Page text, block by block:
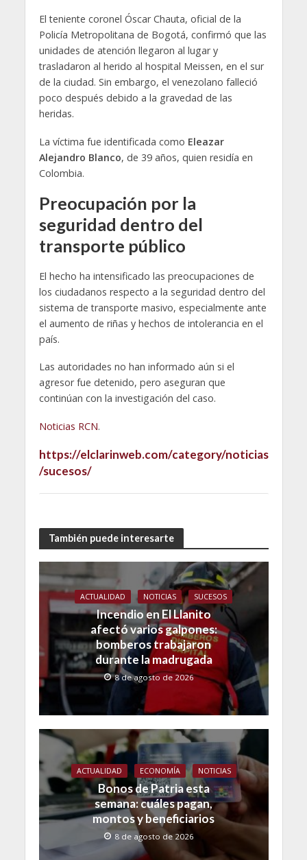
El teniente coronel Óscar Chauta, oficial de la
Policía Metropolitana de Bogotá, confirmó que las
unidades de atención llegaron al lugar y
trasladaron al herido al hospital Meissen, en el sur
de la ciudad. Sin embargo, el venezolano falleció
poco después debido a la gravedad de las
heridas.
La víctima fue identificada como Eleazar
Alejandro Blanco, de 39 años, quien residía en
Colombia.
Preocupación por la
seguridad dentro del
transporte público
El hecho ha intensificado las preocupaciones de
los ciudadanos respecto a la seguridad dentro del
sistema de transporte masivo, especialmente ante
el aumento de riñas y hechos de intolerancia en el
país.
Las autoridades no han informado aún si el
agresor fue detenido, pero aseguran que
continúan con la investigación del caso.
Noticias RCN.
https://elclarinweb.com/category/noticias
/sucesos/
También puede interesarte
ACTUALIDAD NOTICIAS SUCESOS
Incendio en El Llanito
afectó varios galpones:
bomberos trabajaron
durante la madrugada
8 de agosto de 2026
ACTUALIDAD ECONOMÍA NOTICIAS
Bonos de Patria esta
semana: cuáles pagan,
montos y beneficiarios
8 de agosto de 2026